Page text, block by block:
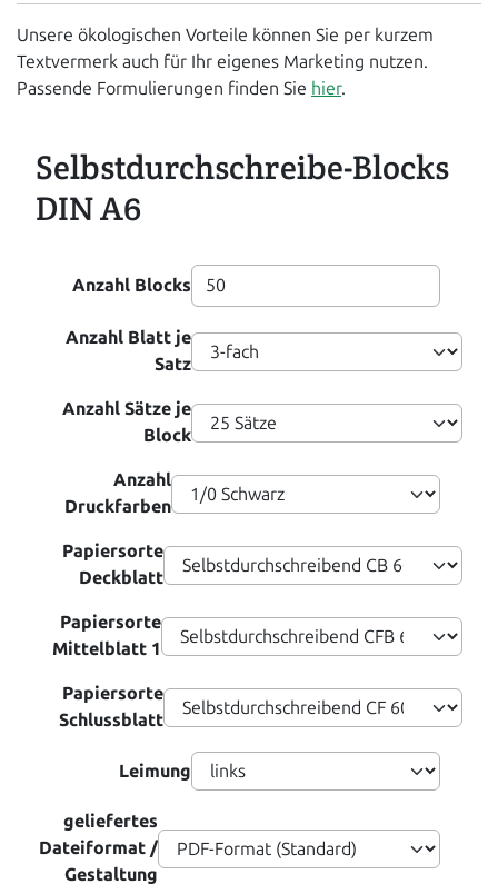
Unsere ökologischen Vorteile können Sie per kurzem
Textvermerk auch für Ihr eigenes Marketing nutzen.
Passende Formulierungen finden Sie hier.
Selbstdurchschreibe-Blocks
DIN A6
Anzahl Blocks
Anzahl Blatt je
Satz
Anzahl Sätze je
Block
Anzahl
Druckfarben
Papiersorte
Deckblatt
Papiersorte
Mittelblatt 1
Papiersorte
Schlussblatt
Leimung
geliefertes
Dateiformat /
Gestaltung